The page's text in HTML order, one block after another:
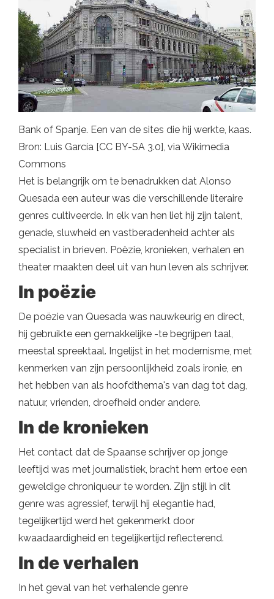
Bank of Spanje. Een van de sites die hij werkte, kaas.
Bron: Luis García [CC BY-SA 3.0], via Wikimedia
Commons
Het is belangrijk om te benadrukken dat Alonso
Quesada een auteur was die verschillende literaire
genres cultiveerde. In elk van hen liet hij zijn talent,
genade, sluwheid en vastberadenheid achter als
specialist in brieven. Poëzie, kronieken, verhalen en
theater maakten deel uit van hun leven als schrijver.
In poëzie
De poëzie van Quesada was nauwkeurig en direct,
hij gebruikte een gemakkelijke -te begrijpen taal,
meestal spreektaal. Ingelijst in het modernisme, met
kenmerken van zijn persoonlijkheid zoals ironie, en
het hebben van als hoofdthema's van dag tot dag,
natuur, vrienden, droefheid onder andere.
In de kronieken
Het contact dat de Spaanse schrijver op jonge
leeftijd was met journalistiek, bracht hem ertoe een
geweldige chroniqueur te worden. Zijn stijl in dit
genre was agressief, terwijl hij elegantie had,
tegelijkertijd werd het gekenmerkt door
kwaadaardigheid en tegelijkertijd reflecterend.
In de verhalen
In het geval van het verhalende genre